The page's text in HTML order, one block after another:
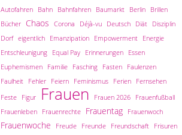
Autofahren
Bahn Bahnfahren Baumarkt Berlin
Brillen
Bücher
Chaos Corona Déjà-vu Deutsch Diät
Disziplin
Dorf eigentlich Emanzipation Empowerment
Energie
Entschleunigung
Equal Pay Erinnerungen
Essen
Euphemismen
Familie Fasching Fasten
Faulenzen
Faulheit
Fehler Feiern Feminismus Ferien
Fernsehen
Feste
Figur Frauen Frauen 2026
Frauenfußball
Frauenleben
Frauenrechte Frauentag Frauenwoch
Frauenwoche Freude Freunde Freundschaft
Frisuren